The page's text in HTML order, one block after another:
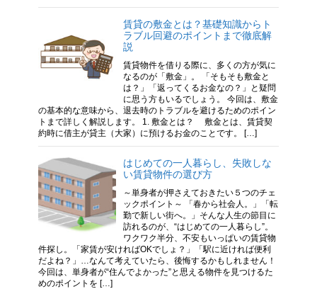
賃貸の敷金とは？基礎知識からト
ラブル回避のポイントまで徹底解
説
賃貸物件を借りる際に、多くの方が気に
なるのが「敷金」。 「そもそも敷金と
は？」「返ってくるお金なの？」と疑問
に思う方もいるでしょう。 今回は、敷金
の基本的な意味から、退去時のトラブルを避けるためのポイン
トまで詳しく解説します。 1. 敷金とは？ 敷金とは、賃貸契
約時に借主が貸主（大家）に預けるお金のことです。 […]
はじめての一人暮らし、失敗しな
い賃貸物件の選び方
～単身者が押さえておきたい５つのチェ
ックポイント～ 「春から社会人。」「転
勤で新しい街へ。」そんな人生の節目に
訪れるのが、“はじめての一人暮らし”。
ワクワク半分、不安もいっぱいの賃貸物
件探し。「家賃が安ければOKでしょ？」「駅に近ければ便利
だよね？」…なんて考えていたら、後悔するかもしれません！
今回は、単身者が“住んでよかった”と思える物件を見つけるた
めのポイントを […]